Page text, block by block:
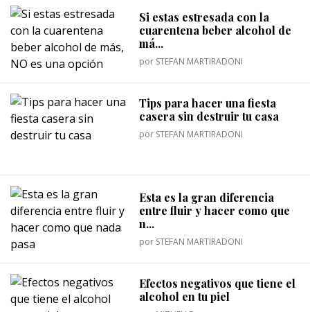
Si estas estresada con la
cuarentena beber alcohol de
má...
por STEFAN MARTIRADONI
Tips para hacer una fiesta
casera sin destruir tu casa
por STEFAN MARTIRADONI
Esta es la gran diferencia
entre fluir y hacer como que
n...
por STEFAN MARTIRADONI
Efectos negativos que tiene el
alcohol en tu piel